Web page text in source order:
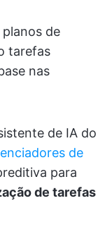
de
tarefas
nas
de IA do
de
para
de tarefas